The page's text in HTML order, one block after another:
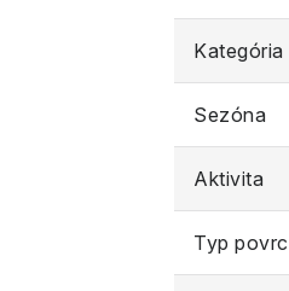
Kategória
Sezóna
Aktivita
Typ